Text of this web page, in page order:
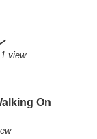
1 view
On